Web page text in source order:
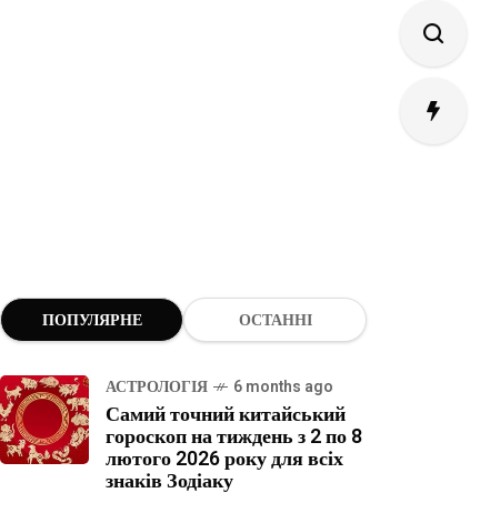
ПОПУЛЯРНЕ ОСТАННІ
АСТРОЛОГІЯ 6 months ago
Самий точний китайський
гороскоп на тиждень з 2 по 8
лютого 2026 року для всіх
знаків Зодіаку